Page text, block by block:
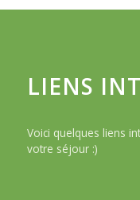
LIENS
Voici quelques liens
votre séjour :)